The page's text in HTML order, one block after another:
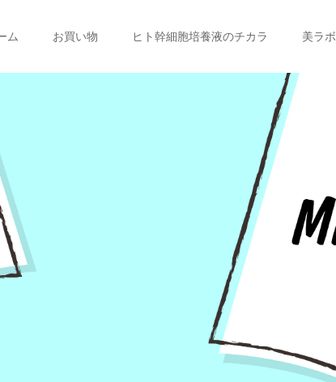
ム お買い物 ヒト幹細胞培養液のチカラ 美ラボ